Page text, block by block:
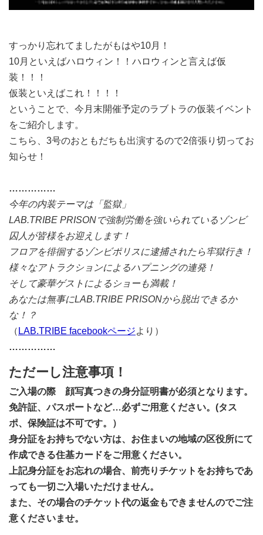
すっかり忘れてましたがもはや10月！
10月といえばハロウィン！！ハロウィンと言えば仮
装！！！
仮装といえばこれ！！！！
ということで、今月末開催予定のラブトラの仮装イベント
をご紹介します。
こちら、3号のおともだちも出演するので2倍張り切ってお
知らせ！
……………
今年の内装テーマは「監獄」
LAB.TRIBE PRISONで強制労働を強いられているゾンビ
囚人が皆様をお迎えします！
フロアを徘徊するゾンビポリスに逮捕されたら牢獄行き！
様々なアトラクションによるハプニングの連発！
そして豪華ゲストによるショーも満載！
あなたは無事にLAB.TRIBE PRISONから脱出できるか
な！？
（ LAB.TRIBE facebookページより）
……………
ただーし注意事項！
ご入場の際 顔写真つきの身分証明書が必須となります。
免許証、パスポートなど…必ずご用意ください。(タス
ポ、保険証は不可です。）
身分証をお持ちでない方は、お住まいの地域の区役所にて
作成できる住基カードをご用意ください。
上記身分証をお忘れの場合、前売りチケットをお持ちであ
っても一切ご入場いただけません。
また、その場合のチケット代の返金もできませんのでご注
意くださいませ。